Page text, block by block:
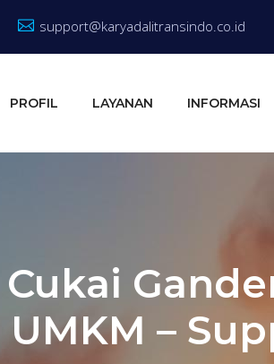
support@karyadalitransindo.co.id
PROFIL LAYANAN INFORMASI
–